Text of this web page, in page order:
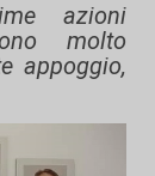
azioni
molto
appoggio,